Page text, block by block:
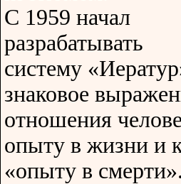
С 1959 начал
разрабатывать
систему
знаковое
отношения
опыту в жизни и
«опыту в смерти».